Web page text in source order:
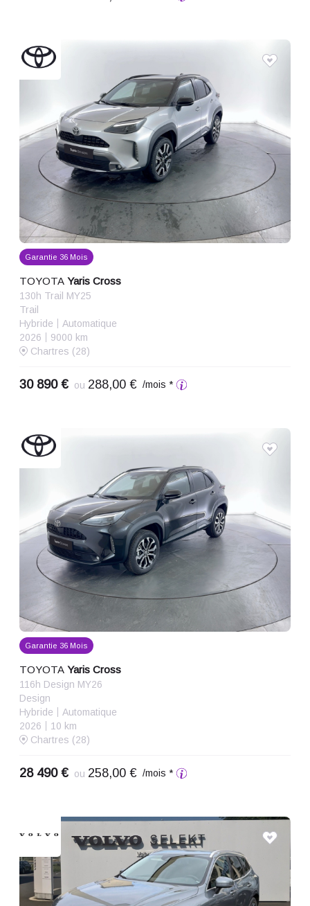
Garantie 36 Mois
TOYOTA Yaris Cross
130h Trail MY25
Trail
Hybride
Automatique
2026
9000 km
Chartres (28)
30 890 € ou 288,00 € /mois *
Garantie 36 Mois
TOYOTA Yaris Cross
116h Design MY26
Design
Hybride
Automatique
2026
10 km
Chartres (28)
28 490 € ou 258,00 € /mois *